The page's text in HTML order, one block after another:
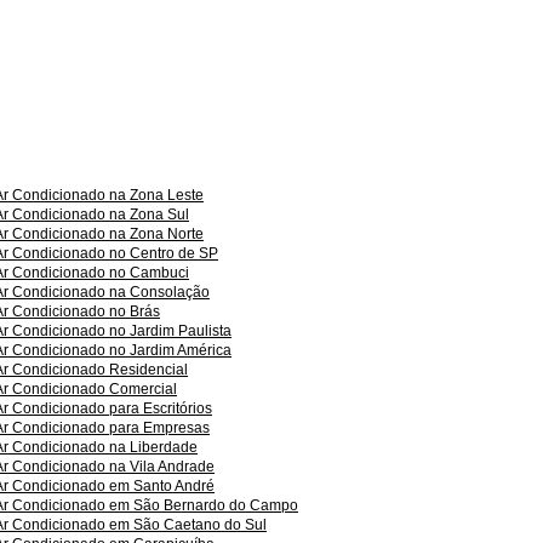
Condicionado na Zona Leste
Condicionado na Zona Sul
Condicionado na Zona Norte
Condicionado no Centro de SP
Condicionado no Cambuci
Condicionado na Consolação
Condicionado no Brás
Condicionado no Jardim Paulista
Condicionado no Jardim América
Condicionado Residencial
Condicionado Comercial
Condicionado para Escritórios
Condicionado para Empresas
Condicionado na Liberdade
Condicionado na Vila Andrade
Condicionado em Santo André
Condicionado em São Bernardo do Campo
Condicionado em São Caetano do Sul